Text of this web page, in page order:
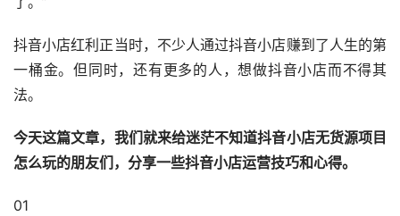
抖音小店红利正当时，不少人通过抖音小店赚到了人生的第
一桶金。但同时，还有更多的人，想做抖音小店而不得其
法。
今天这篇文章，我们就来给迷茫不知道抖音小店无货源项目
怎么玩的朋友们，分享一些抖音小店运营技巧和心得。
01